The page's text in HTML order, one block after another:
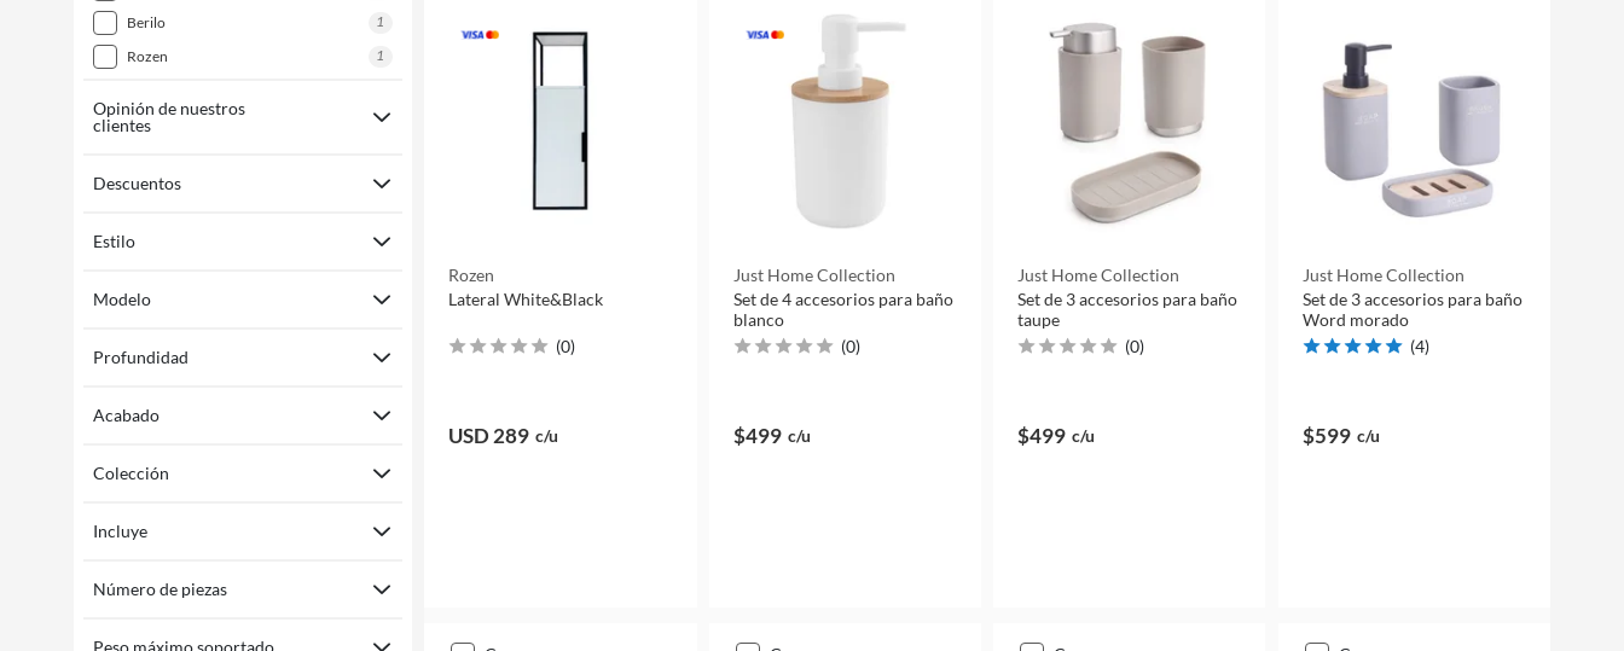
berilo
1
rozen
1
Opinión de nuestros
clientes
Descuentos
Estilo
Modelo
Profundidad
Acabado
Colección
Incluye
Número de piezas
Peso máximo soportado
Rozen
Lateral White&Black
(0)
USD 289 c/u
Just Home Collection
Set de 4 accesorios para baño
blanco
(0)
$499 c/u
Just Home Collection
Set de 3 accesorios para baño
taupe
(0)
$499 c/u
Just Home Collection
Set de 3 accesorios para baño
Word morado
(4)
$599 c/u